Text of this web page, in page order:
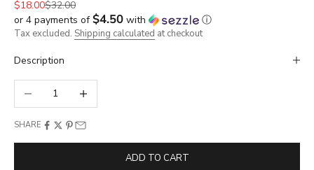
Sale price
$18.00Regular price
$32.00
or 4 payments of$4.50 with ⓘ
Tax excluded. Shipping calculated at checkout
Description
Decrease quantityIncrease quantity
SHARE
ADD TO CART